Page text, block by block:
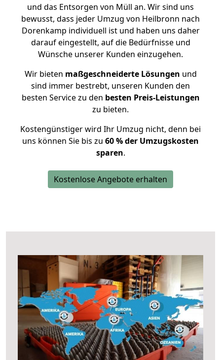
und das Entsorgen von Müll an. Wir sind uns
bewusst, dass jeder Umzug von Heilbronn nach
Dorenkamp individuell ist und haben uns daher
darauf eingestellt, auf die Bedürfnisse und
Wünsche unserer Kunden einzugehen.
Wir bieten maßgeschneiderte Lösungen und
sind immer bestrebt, unseren Kunden den
besten Service zu den besten Preis-Leistungen
zu bieten.
Kostengünstiger wird Ihr Umzug nicht, denn bei
uns können Sie bis zu 60 % der Umzugskosten
sparen.
Kostenlose Angebote erhalten